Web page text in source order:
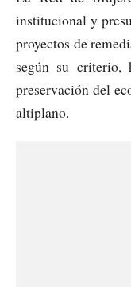
institucional y
proyectos de
según su criterio,
preservación del
altiplano.